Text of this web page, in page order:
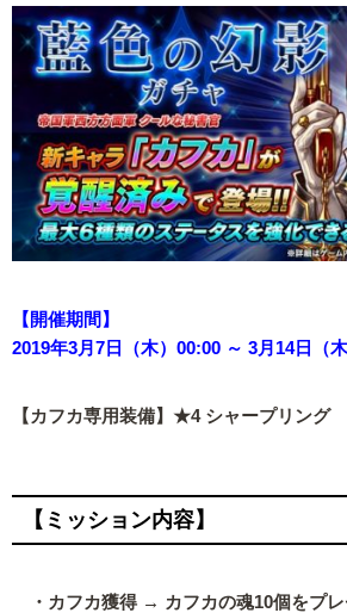
【開催期間】
2019年3月7日（木）00:00 ～ 3月14日（
【カフカ専用装備】★4 シャープリング
【ミッション内容】
・カフカ獲得 → カフカの魂10個をプレ